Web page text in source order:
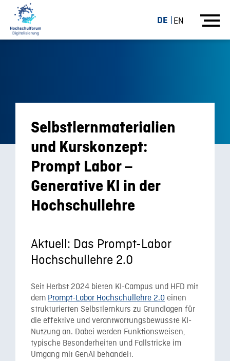
DE EN
Selbstlernmaterialien
und Kurskonzept:
Prompt Labor –
Generative KI in der
Hochschullehre
Aktuell: Das Prompt-Labor
Hochschullehre 2.0
Seit Herbst 2024 bieten KI-Campus und HFD mit
dem Prompt-Labor Hochschullehre 2.0 einen
strukturierten Selbstlernkurs zu Grundlagen für
die effektive und verantwortungsbewusste KI-
Nutzung an. Dabei werden Funktionsweisen,
typische Besonderheiten und Fallstricke im
Umgang mit GenAI behandelt.